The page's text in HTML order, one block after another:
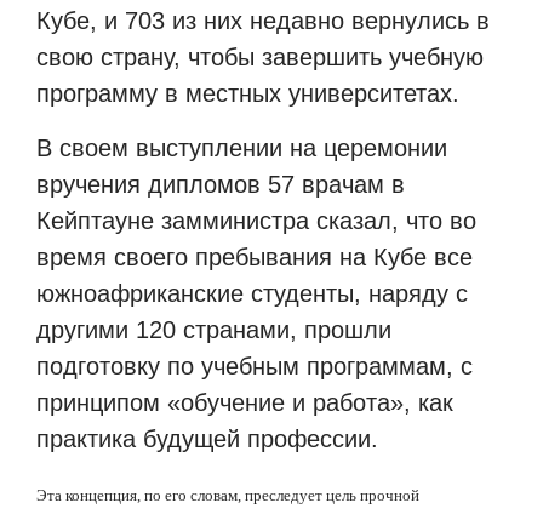
Кубе, и 703 из них недавно вернулись в
свою страну, чтобы завершить учебную
программу в местных университетах.
В своем выступлении на церемонии
вручения дипломов 57 врачам в
Кейптауне замминистра сказал, что во
время своего пребывания на Кубе все
южноафриканские студенты, наряду с
другими 120 странами, прошли
подготовку по учебным программам, с
принципом «обучение и работа», как
практика будущей профессии.
Эта концепция, по его словам, преследует цель прочной